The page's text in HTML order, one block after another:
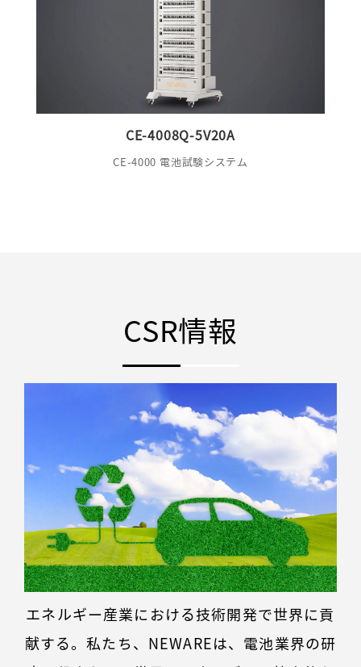
CE-4008Q-5V20A
CE-4000 電池試験システム
CSR情報
エネルギー産業における技術開発で世界に貢
献する。私たち、NEWAREは、電池業界の研